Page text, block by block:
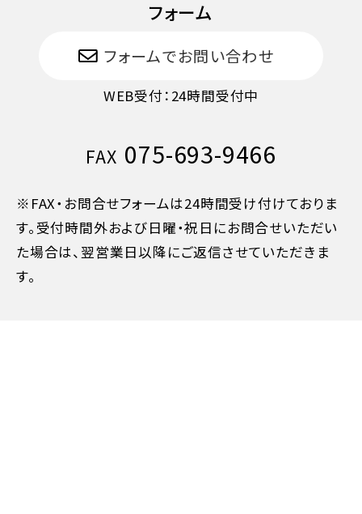
11日目に当たる日以前
10日目に当たる日以前
旅行開始日の当日 50%
フォーム
フォームでお問い合わせ
WEB受付：24時間受付中
FAX 075-693-9466
※FAX・お問合せフォームは24時間受け付けておりま
す。受付時間外および日曜・祝日にお問合せいただい
た場合は、翌営業日以降にご返信させていただきま
す。